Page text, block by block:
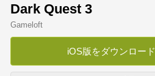
Dark Quest 3
Gameloft
iOS版をダウンロード